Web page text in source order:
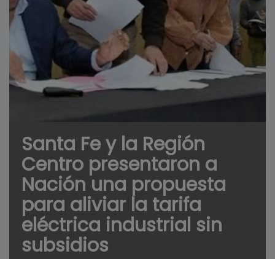
Santa Fe y la Región
Centro presentaron a
Nación una propuesta
para aliviar la tarifa
eléctrica industrial sin
subsidios